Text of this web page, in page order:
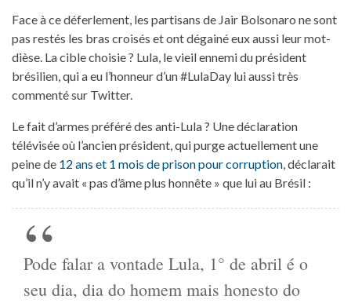
Face à ce déferlement, les partisans de Jair Bolsonaro ne sont
pas restés les bras croisés et ont dégainé eux aussi leur mot-
dièse. La cible choisie ? Lula, le vieil ennemi du président
brésilien, qui a eu l’honneur d’un #LulaDay lui aussi très
commenté sur Twitter.
Le fait d’armes préféré des anti-Lula ? Une déclaration
télévisée où l’ancien président, qui purge actuellement une
peine de 12 ans et 1 mois de prison pour corruption, déclarait
qu’il n’y avait « pas d’âme plus honnête » que lui au Brésil :
Pode falar a vontade Lula, 1° de abril é o
seu dia, dia do homem mais honesto do